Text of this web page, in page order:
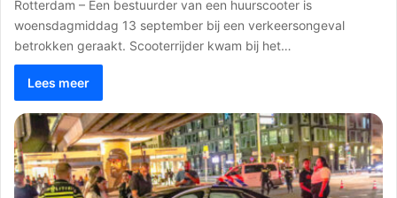
Rotterdam – Een bestuurder van een huurscooter is
woensdagmiddag 13 september bij een verkeersongeval
betrokken geraakt. Scooterrijder kwam bij het…
Lees meer